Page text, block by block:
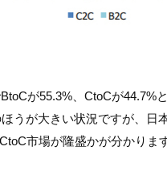
が55.3%、CtoCが44.7%
うが大きい状況ですが、日
市場が隆盛かが分かりま